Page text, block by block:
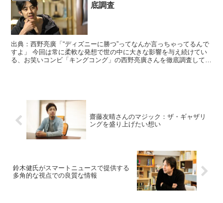
底調査
出典：西野亮廣「“ディズニーに勝つ”ってなんか言っちゃってるんで
すよ」 今回は常に柔軟な発想で世の中に大きな影響を与え続けてい
る、お笑いコンビ「キングコング」の西野亮廣さんを徹底調査してい
齋藤友晴さんのマジック：ザ・ギャザリ
ングを盛り上げたい想い
鈴木健氏がスマートニュースで提供する
多角的な視点での良質な情報